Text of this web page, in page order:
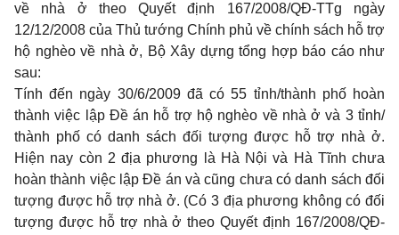
về nhà ở theo Quyết định 167/2008/QĐ-TTg ngày
12/12/2008 của Thủ tướng Chính phủ về chính sách hỗ trợ
hộ nghèo về nhà ở, Bộ Xây dựng tổng hợp báo cáo như
sau:
Tính đến ngày 30/6/2009 đã có 55 tỉnh/thành phố hoàn
thành việc lập Đề án hỗ trợ hộ nghèo về nhà ở và 3 tỉnh/
thành phố có danh sách đối tượng được hỗ trợ nhà ở.
Hiện nay còn 2 địa phương là Hà Nội và Hà Tĩnh chưa
hoàn thành việc lập Đề án và cũng chưa có danh sách đối
tượng được hỗ trợ nhà ở. (Có 3 địa phương không có đối
tượng được hỗ trợ nhà ở theo Quyết định 167/2008/QĐ-